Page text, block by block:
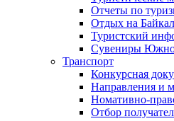
Отчеты по
Отдых на
Туристский
Сувениры
Транспорт
Конкурсная
Направления и
Номативно-
Отбор